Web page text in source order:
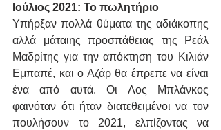
Ιούλιος 2021: Το πωλητήριο
Υπήρξαν πολλά θύματα της αδιάκοπης
αλλά μάταιης προσπάθειας της Ρεάλ
Μαδρίτης για την απόκτηση του Κιλιάν
Εμπαπέ, και ο Αζάρ θα έπρεπε να είναι
ένα από αυτά. Οι Λος Μπλάνκος
φαινόταν ότι ήταν διατεθειμένοι να τον
πουλήσουν το 2021, ελπίζοντας να